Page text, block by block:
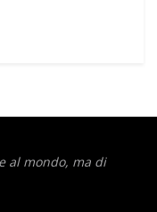
al mondo, ma di